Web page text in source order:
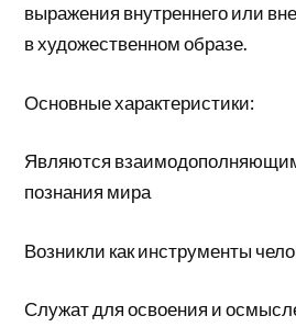
выражения внутреннего или
в художественном образе.
Основные характеристики:
Являются
познания мира
Возникли как инструменты
Служат для освоения и